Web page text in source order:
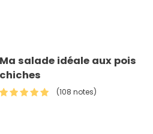
Ma salade idéale aux pois
chiches
(108 notes)